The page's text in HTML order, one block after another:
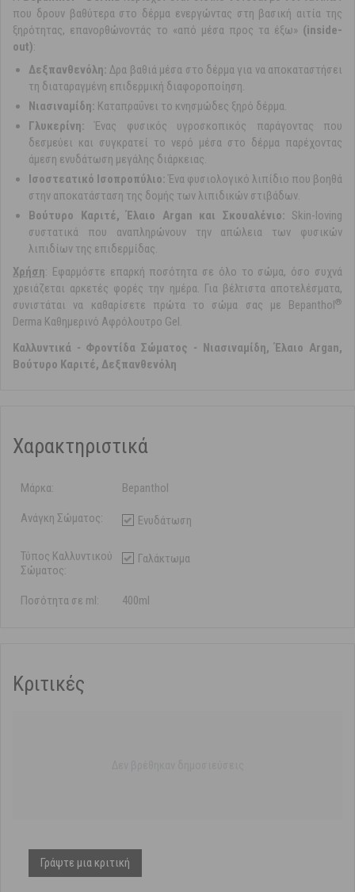
που δρουν βαθύτερα στο δέρμα ενεργώντας στη βασική αιτία της
ξηρότητας, επανορθώνοντάς το «από μέσα προς τα έξω» (inside-
out):
Δεξπανθενόλη: Δρα βαθιά μέσα στο δέρμα για να αποκαταστήσει
τη διαταραγμένη επιδερμική διαφοροποίηση.
Νιασιναμίδη: Καταπραΰνει το κνησμώδες ξηρό δέρμα.
Γλυκερίνη:Ένας φυσικός υγροσκοπικός παράγοντας που
δεσμεύει και συγκρατεί το νερό μέσα στο δέρμα παρέχοντας
άμεση ενυδάτωση μεγάλης διάρκειας.
Ισοστεατικό Ισοπροπύλιο:Ένα φυσιολογικό λιπίδιο που βοηθά
στην αποκατάσταση της δομής των λιπιδικών στιβάδων.
Βούτυρο Καριτέ, Έλαιο Argan και Σκουαλένιο: Skin-loving
συστατικά που αναπληρώνουν την απώλεια των φυσικών
λιπιδίων της επιδερμίδας.
Xρήση: Εφαρμόστε επαρκή ποσότητα σε όλο το σώμα, όσο συχνά
χρειάζεται αρκετές φορές την ημέρα. Για βέλτιστα αποτελέσματα,
συνιστάται να καθαρίσετε πρώτα το σώμα σας με Bepanthol®
Derma Καθημερινό Αφρόλουτρο Gel.
Καλλυντικά - Φροντίδα Σώματος - Νιασιναμίδη, Έλαιο Argan,
Βούτυρο Καριτέ, Δεξπανθενόλη
Χαρακτηριστικά
Μάρκα: Bepanthol
Ανάγκη Σώματος: Ενυδάτωση
Τύπος Καλλυντικού
Σώματος:
Γαλάκτωμα
Ποσότητα σε ml: 400ml
Κριτικές
Γράψτε μια κριτική